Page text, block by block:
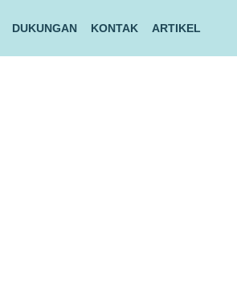
DUKUNGAN KONTAK ARTIKEL